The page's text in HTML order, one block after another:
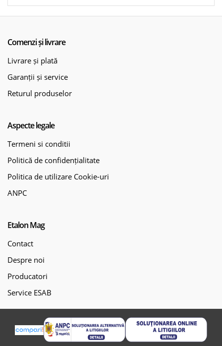
Comenzi și livrare
Livrare și plată
Garanții și service
Returul produselor
Aspecte legale
Termeni si conditii
Politică de confidențialitate
Politica de utilizare Cookie-uri
ANPC
Etalon Mag
Contact
Despre noi
Producatori
Service ESAB